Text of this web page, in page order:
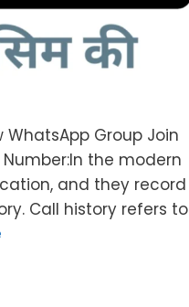
WhatsApp Group Join
the modern
and they record
Call history refers to